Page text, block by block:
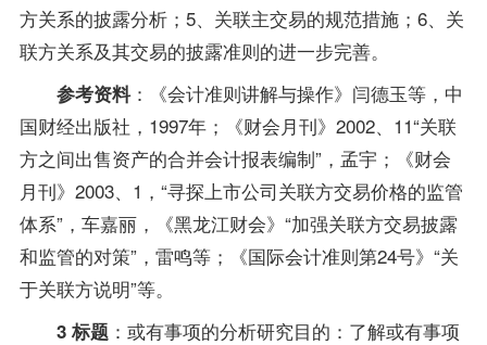
方关系的披露分析；5、关联主交易的规范措施；6、关
联方关系及其交易的披露准则的进一步完善。
参考资料：《会计准则讲解与操作》闫德玉等，中
国财经出版社，1997年；《财会月刊》2002、11“关联
方之间出售资产的合并会计报表编制”，孟宇；《财会
月刊》2003、1，“寻探上市公司关联方交易价格的监管
体系”，车嘉丽，《黑龙江财会》“加强关联方交易披露
和监管的对策”，雷鸣等；《国际会计准则第24号》“关
于关联方说明”等。
3 标题：或有事项的分析研究目的：了解或有事项